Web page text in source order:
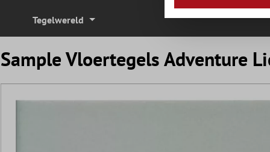
Tegelwereld
Sample Vloertegels Adventure